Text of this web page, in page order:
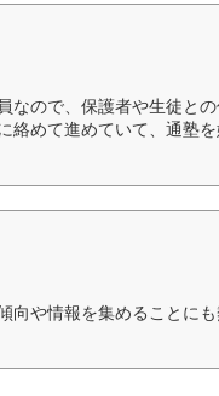
なので、保護者や生徒と
絡めて進めていて、通塾を
向や情報を集めることに